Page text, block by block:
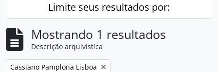
Limite seus resultados por:
Mostrando 1 resultados
Descrição arquivística
Remover filtro:
Cassiano Pamplona Lisboa